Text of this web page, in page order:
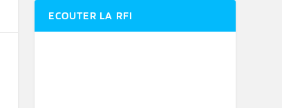
ECOUTER LA RFI